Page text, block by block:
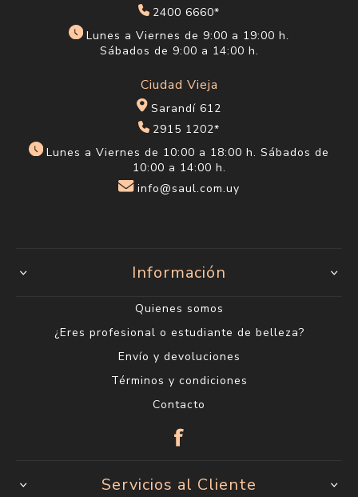
2400 6660*
Lunes a Viernes de 9:00 a 19:00 h.
Sábados de 9:00 a 14:00 h.
Ciudad Vieja
Sarandí 612
2915 1202*
Lunes a Viernes de 10:00 a 18:00 h. Sábados de
10:00 a 14:00 h.
info@saul.com.uy
Información
Quienes somos
¿Eres profesional o estudiante de belleza?
Envío y devoluciones
Términos y condiciones
Contacto
Servicios al Cliente